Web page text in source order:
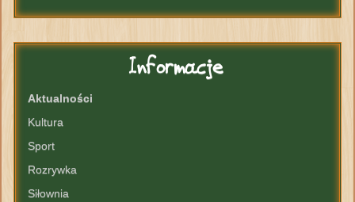
Informacje
Aktualności
Kultura
Sport
Rozrywka
Siłownia